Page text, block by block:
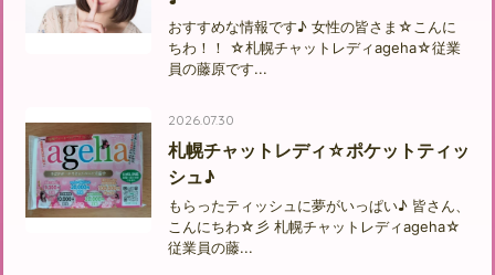
おすすめな情報です♪ 女性の皆さま☆こんに
ちわ！！ ☆札幌チャットレディageha☆従業
員の藤原です...
2026.07.30
札幌チャットレディ☆ポケットティッ
シュ♪
もらったティッシュに夢がいっぱい♪ 皆さん、
こんにちわ☆彡 札幌チャットレディageha☆
従業員の藤...